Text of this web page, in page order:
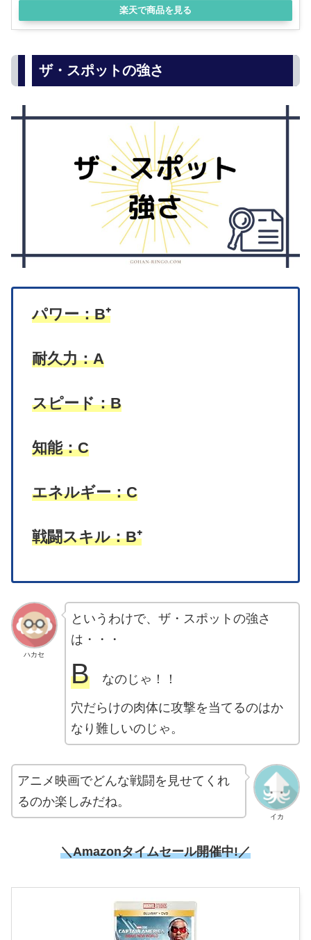
楽天で商品を見る
ザ・スポットの強さ
パワー：B⁺
耐久力：A
スピード：B
知能：C
エネルギー：C
戦闘スキル：B⁺
ハカセ
というわけで、ザ・スポットの強さ
は・・・
Bなのじゃ！！
穴だらけの肉体に攻撃を当てるのはか
なり難しいのじゃ。
イカ
アニメ映画でどんな戦闘を見せてくれ
るのか楽しみだね。
＼Amazonタイムセール開催中!／